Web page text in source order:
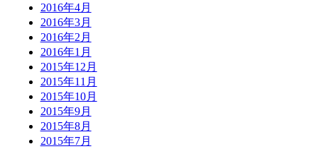
2016年4月
2016年3月
2016年2月
2016年1月
2015年12月
2015年11月
2015年10月
2015年9月
2015年8月
2015年7月